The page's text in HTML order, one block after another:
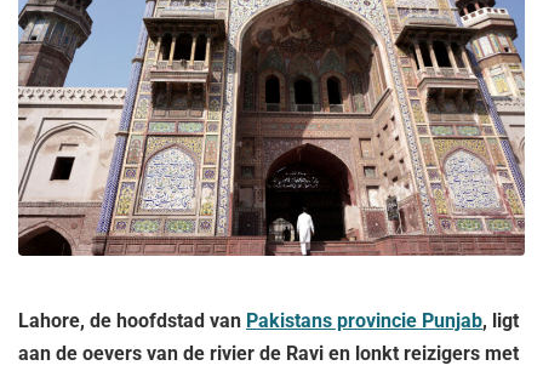
Lahore, de hoofdstad van Pakistans provincie Punjab, ligt
aan de oevers van de rivier de Ravi en lonkt reizigers met